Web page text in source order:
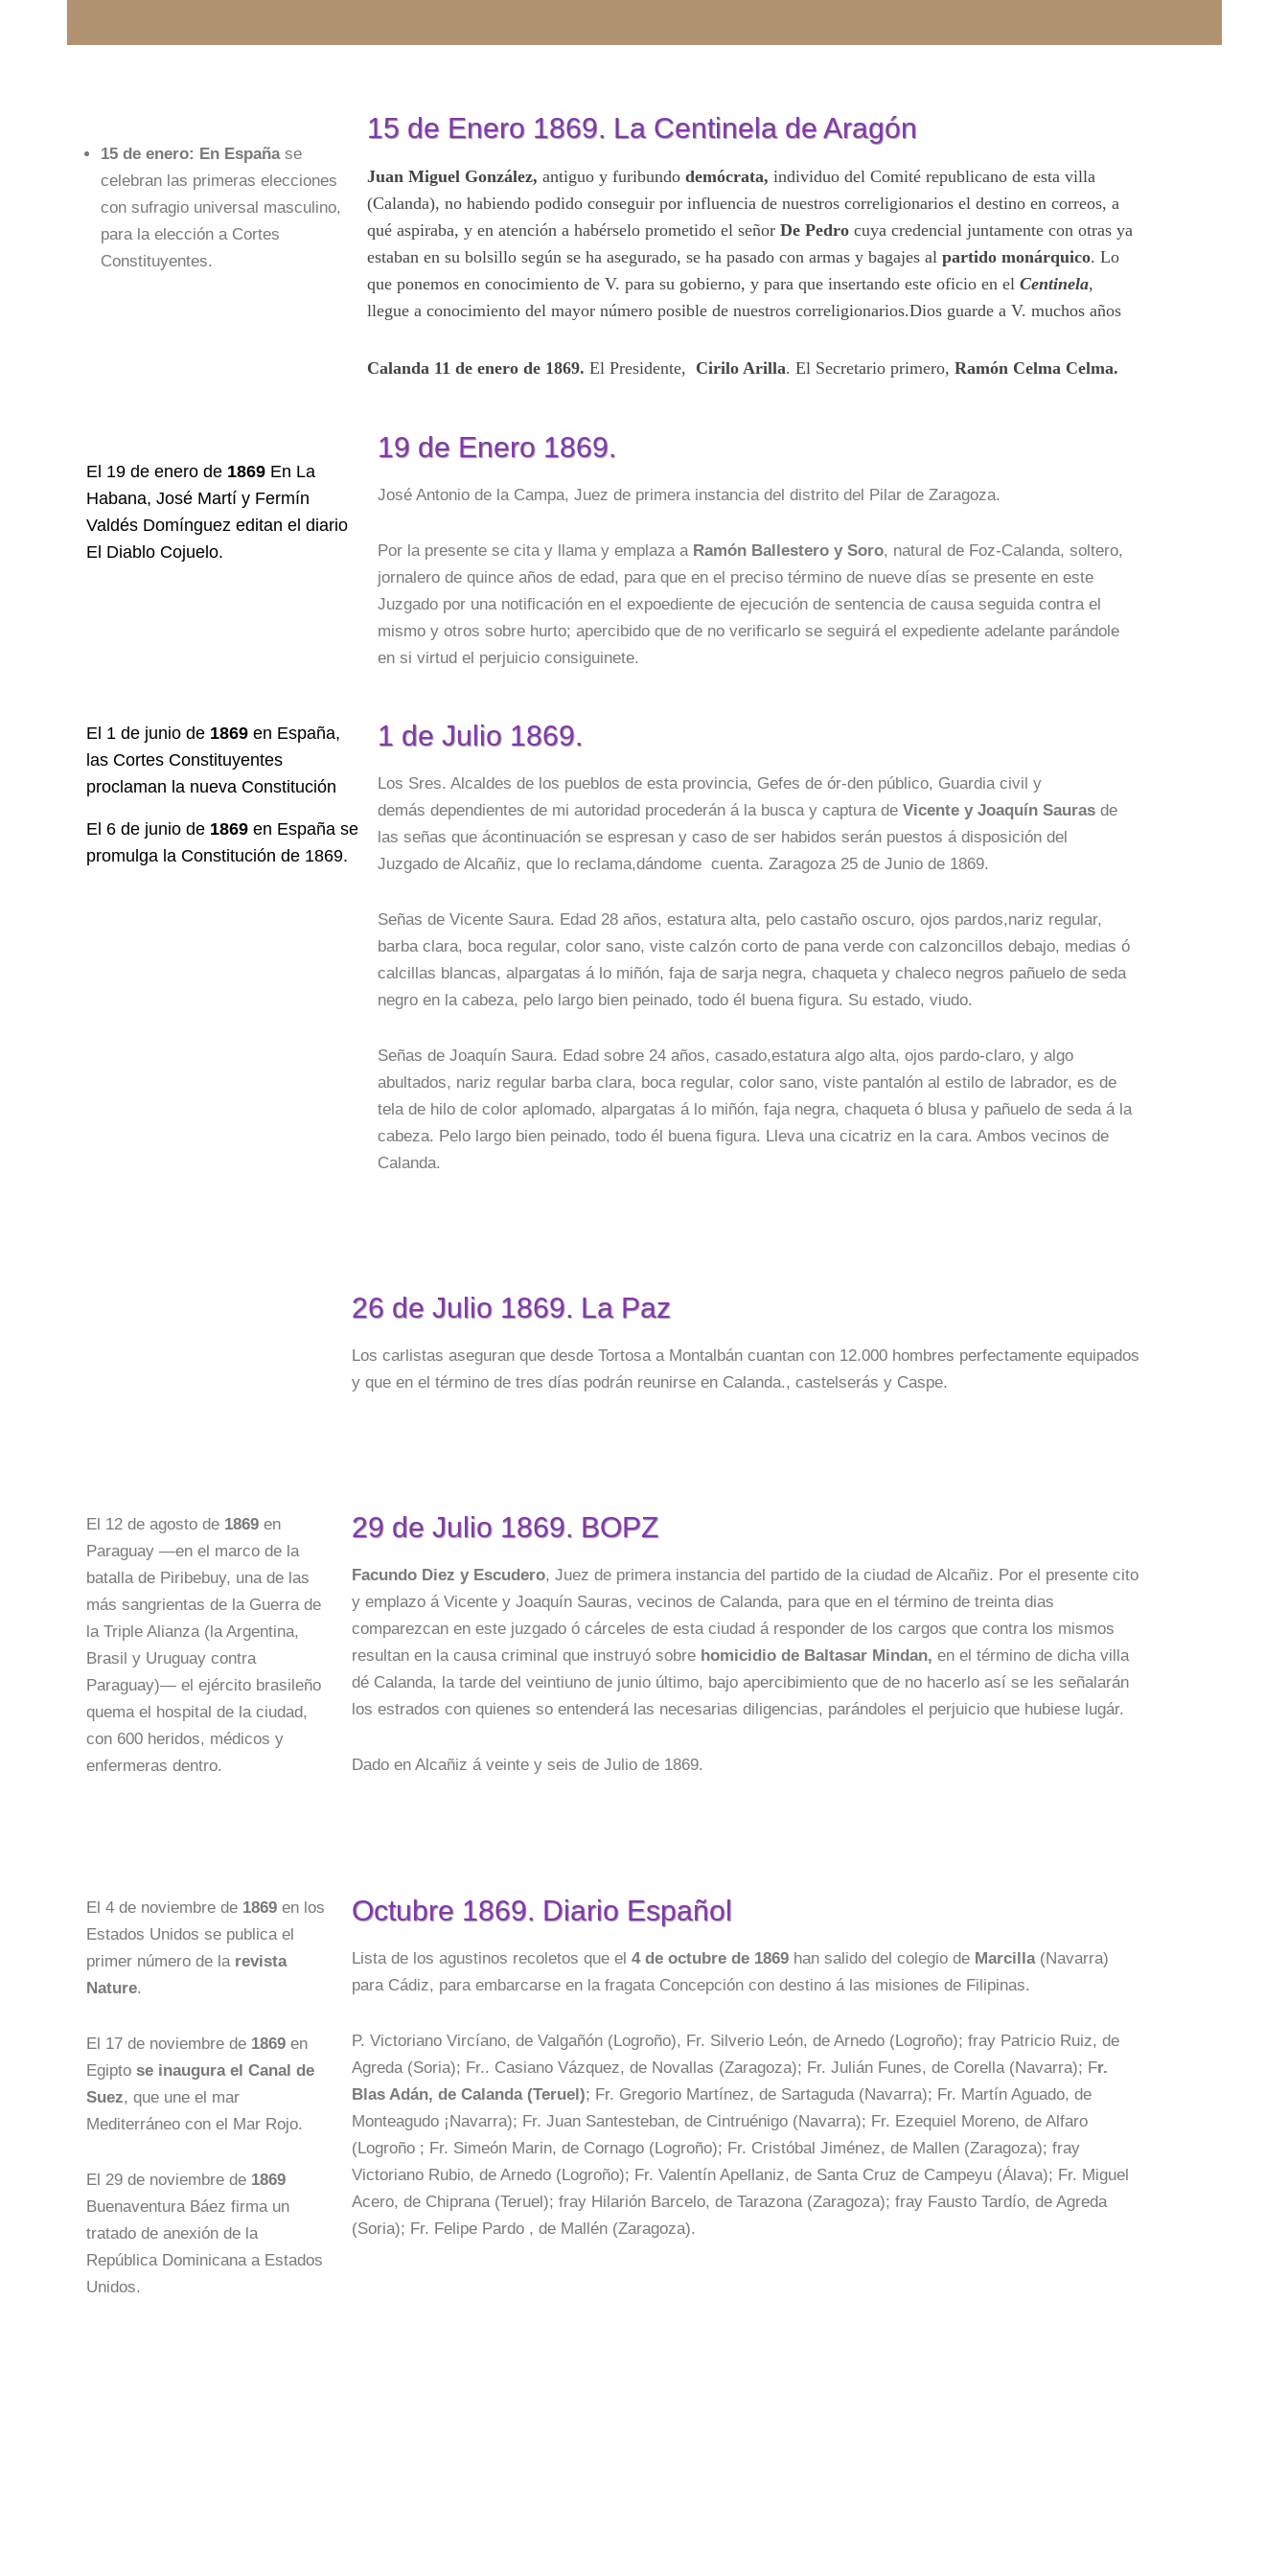
15 de enero: En España se
celebran las primeras elecciones
con sufragio universal masculino,
para la elección a Cortes
Constituyentes.
15 de Enero 1869. La Centinela de Aragón
Juan Miguel González, antiguo y furibundo demócrata, individuo del Comité republicano de esta villa
(Calanda), no habiendo podido conseguir por influencia de nuestros correligionarios el destino en correos, a
qué aspiraba, y en atención a habérselo prometido el señorDe Pedrocuya credencial juntamente con otras ya
estaban en su bolsillo según se ha asegurado, se ha pasado con armas y bagajes al partido monárquico. Lo
que ponemos en conocimiento de V. para su gobierno, y para que insertando este oficio en el Centinela,
llegue a conocimiento del mayor número posible de nuestros correligionarios.Dios guarde a V. muchos años
Calanda 11 de enero de 1869. El Presidente, Cirilo Arilla. El Secretario primero, Ramón Celma Celma.
El 19 de enero de 1869 En La
Habana, José Martí y Fermín
Valdés Domínguez editan el diario
El Diablo Cojuelo.
19 de Enero 1869.
José Antonio de la Campa, Juez de primera instancia del distrito del Pilar de Zaragoza.
Por la presente se cita y llama y emplaza a Ramón Ballestero y Soro, natural de Foz-Calanda, soltero,
jornalero de quince años de edad, para que en el preciso término de nueve días se presente en este
Juzgado por una notificación en el expoediente de ejecución de sentencia de causa seguida contra el
mismo y otros sobre hurto; apercibido que de no verificarlo se seguirá el expediente adelante parándole
en si virtud el perjuicio consiguinete.
El 1 de junio de 1869en España,
las Cortes Constituyentes
proclaman la nueva Constitución
El 6 de junio de 1869en España se
promulga la Constitución de 1869.
1 de Julio 1869.
Los Sres. Alcaldes de los pueblos de esta provincia, Gefes de ór-den público, Guardia civil y
demás dependientes de mi autoridad procederán á la busca y captura de Vicente y Joaquín Saurasde
las señas que ácontinuación se espresan y caso de ser habidos serán puestos á disposición del
Juzgado de Alcañiz, que lo reclama,dándome cuenta. Zaragoza 25 de Junio de 1869.
Señas de Vicente Saura. Edad 28 años, estatura alta, pelo castaño oscuro, ojos pardos,nariz regular,
barba clara, boca regular, color sano, viste calzón corto de pana verde con calzoncillos debajo, medias ó
calcillas blancas, alpargatas á lo miñón, faja de sarja negra, chaqueta y chaleco negros pañuelo de seda
negro en la cabeza, pelo largo bien peinado, todo él buena figura. Su estado, viudo.
Señas de Joaquín Saura. Edad sobre 24 años, casado,estatura algo alta, ojos pardo-claro, y algo
abultados, nariz regular barba clara, boca regular, color sano, viste pantalón al estilo de labrador, es de
tela de hilo de color aplomado, alpargatas á lo miñón, faja negra, chaqueta ó blusa y pañuelo de seda á la
cabeza. Pelo largo bien peinado, todo él buena figura. Lleva una cicatriz en la cara. Ambos vecinos de
Calanda.
26 de Julio 1869. La Paz
Los carlistas aseguran que desde Tortosa a Montalbán cuantan con 12.000 hombres perfectamente equipados
y que en el término de tres días podrán reunirse en Calanda., castelserás y Caspe.
El 12 de agosto de 1869en
Paraguay —en el marco de la
batalla de Piribebuy, una de las
más sangrientas de la Guerra de
la Triple Alianza (la Argentina,
Brasil y Uruguay contra
Paraguay)— el ejército brasileño
quema el hospital de la ciudad,
con 600 heridos, médicos y
enfermeras dentro.
29 de Julio 1869. BOPZ
Facundo Diez y Escudero, Juez de primera instancia del partido de la ciudad de Alcañiz. Por el presente cito
y emplazo á Vicente y Joaquín Sauras, vecinos de Calanda, para que en el término de treinta dias
comparezcan en este juzgado ó cárceles de esta ciudad á responder de los cargos que contra los mismos
resultan en la causa criminal que instruyó sobre homicidio de Baltasar Mindan, en el término de dicha villa
dé Calanda, la tarde del veintiuno de junio último, bajo apercibimiento que de no hacerlo así se les señalarán
los estrados con quienes so entenderá las necesarias diligencias, parándoles el perjuicio que hubiese lugár.
Dado en Alcañiz á veinte y seis de Julio de 1869.
El 4 de noviembre de 1869en los
Estados Unidos se publica el
primer número de la revista
Nature.
El 17 de noviembre de 1869en
Egipto se inaugura el Canal de
Suez, que une el mar
Mediterráneo con el Mar Rojo.
El 29 de noviembre de 1869
Buenaventura Báez firma un
tratado de anexión de la
República Dominicana a Estados
Unidos.
Octubre 1869. Diario Español
Lista de los agustinos recoletos que el 4 de octubre de 1869han salido del colegio de Marcilla(Navarra)
para Cádiz, para embarcarse en la fragata Concepción con destino á las misiones de Filipinas.
P. Victoriano Vircíano, de Valgañón (Logroño), Fr. Silverio León, de Arnedo (Logroño); fray Patricio Ruiz, de
Agreda (Soria); Fr.. Casiano Vázquez, de Novallas (Zaragoza); Fr. Julián Funes, de Corella (Navarra); Fr.
Blas Adán, de Calanda (Teruel); Fr. Gregorio Martínez, de Sartaguda (Navarra); Fr. Martín Aguado, de
Monteagudo ¡Navarra); Fr. Juan Santesteban, de Cintruénigo (Navarra); Fr. Ezequiel Moreno, de Alfaro
(Logroño ; Fr. Simeón Marin, de Cornago (Logroño); Fr. Cristóbal Jiménez, de Mallen (Zaragoza); fray
Victoriano Rubio, de Arnedo (Logroño); Fr. Valentín Apellaniz, de Santa Cruz de Campeyu (Álava); Fr. Miguel
Acero, de Chiprana (Teruel); fray Hilarión Barcelo, de Tarazona (Zaragoza); fray Fausto Tardío, de Agreda
(Soria); Fr. Felipe Pardo , de Mallén (Zaragoza).